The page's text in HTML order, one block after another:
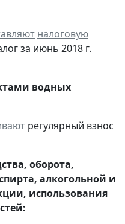
налоговую
за июнь 2018 г.
водных
регулярный взнос
оборота,
алкогольной и
использования